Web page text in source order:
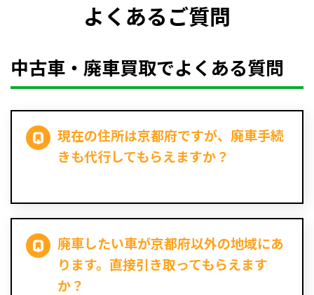
よくあるご質問
中古車・廃車買取でよくある質問
現在の住所は京都府ですが、廃車手続
きも代行してもらえますか？
廃車したい車が京都府以外の地域にあ
ります。直接引き取ってもらえます
か？